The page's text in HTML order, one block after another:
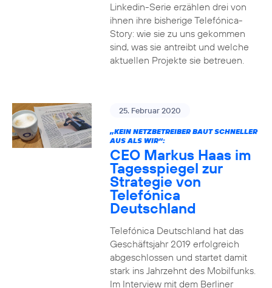
Linkedin-Serie erzählen drei von
ihnen ihre bisherige Telefónica-
Story: wie sie zu uns gekommen
sind, was sie antreibt und welche
aktuellen Projekte sie betreuen.
25. Februar 2020
„KEIN NETZBETREIBER BAUT SCHNELLER
AUS ALS WIR“:
CEO Markus Haas im
Tagesspiegel zur
Strategie von
Telefónica
Deutschland
Telefónica Deutschland hat das
Geschäftsjahr 2019 erfolgreich
abgeschlossen und startet damit
stark ins Jahrzehnt des Mobilfunks.
Im Interview mit dem Berliner